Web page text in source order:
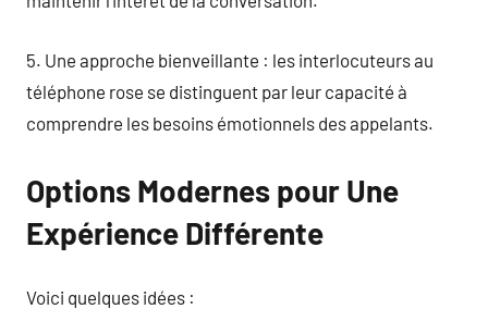
5. Une approche bienveillante : les interlocuteurs au
téléphone rose se distinguent par leur capacité à
comprendre les besoins émotionnels des appelants.
Options Modernes pour Une
Expérience Différente
Voici quelques idées :